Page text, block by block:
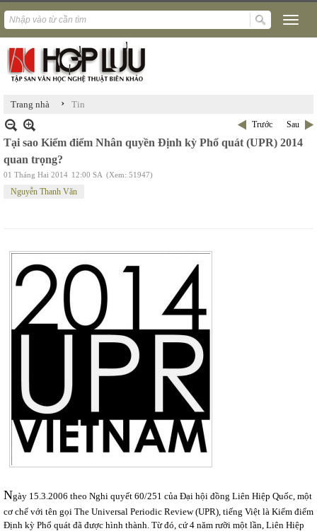
Trang nhà › Tin
Trước Sau
Tại sao Kiểm điểm Nhân quyền Định kỳ Phổ quát (UPR) 2014
quan trọng?
01 Tháng Hai 2014 12:00 SA (Xem: 51947)
Nguyễn Thanh Văn
Ngày 15.3.2006 theo Nghi quyết 60/251 của Đại hội đồng Liên Hiệp Quốc, một
cơ chế với tên gọi The Universal Periodic Review (UPR), tiếng Việt là Kiểm điểm
Định kỳ Phổ quát đã được hình thành. Từ đó, cứ 4 năm rưỡi một lần, Liên Hiệp